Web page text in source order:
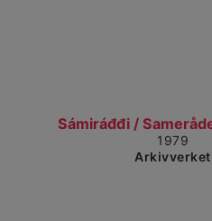
1979
Arkivverket